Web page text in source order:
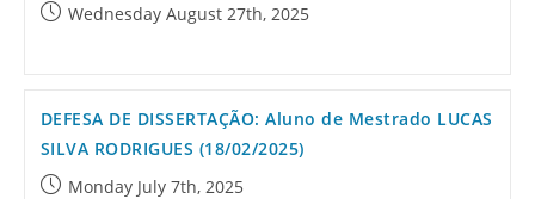
Wednesday August 27th, 2025
DEFESA DE DISSERTAÇÃO: Aluno de Mestrado LUCAS
SILVA RODRIGUES (18/02/2025)
Monday July 7th, 2025